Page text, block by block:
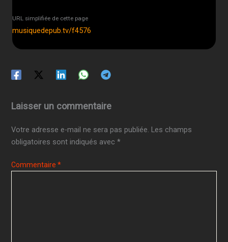
URL simplifiée de cette page
musiquedepub.tv/f4576
Laisser un commentaire
Votre adresse e-mail ne sera pas publiée. Les champs
obligatoires sont indiqués avec*
Commentaire*